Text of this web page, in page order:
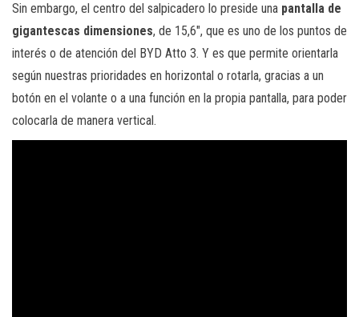
Sin embargo, el centro del salpicadero lo preside una pantalla de
gigantescas dimensiones, de 15,6″, que es uno de los puntos de
interés o de atención del BYD Atto 3. Y es que permite orientarla
según nuestras prioridades en horizontal o rotarla, gracias a un
botón en el volante o a una función en la propia pantalla, para poder
colocarla de manera vertical.